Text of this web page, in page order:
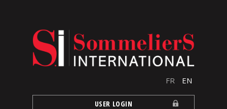
FR EN
USER LOGIN